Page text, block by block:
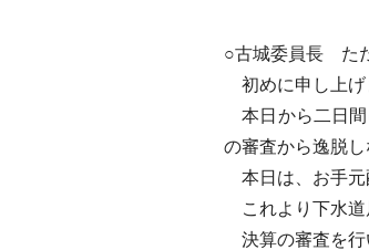
○古城委員長 た
初めに申し上げ
本日から二日間
の審査から逸脱
本日は、お手元
これより下水道
決算の審査を行